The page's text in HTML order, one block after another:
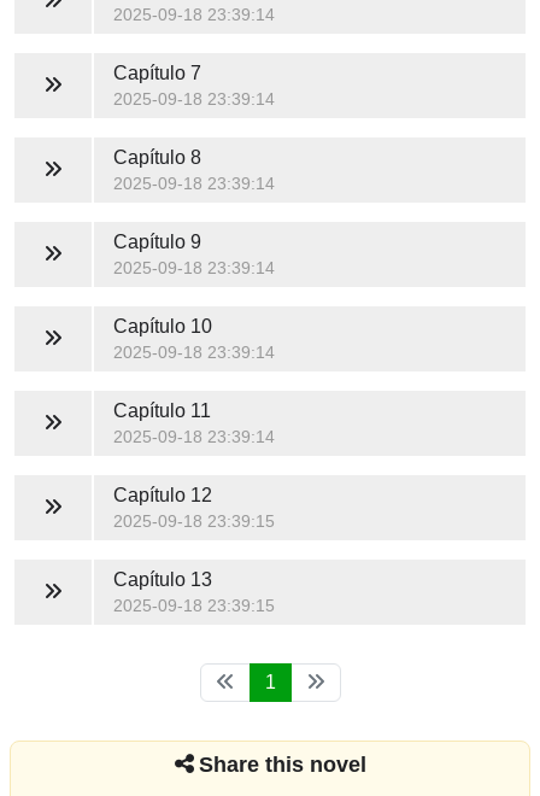
2025-09-18 23:39:14
Capítulo 7
2025-09-18 23:39:14
Capítulo 8
2025-09-18 23:39:14
Capítulo 9
2025-09-18 23:39:14
Capítulo 10
2025-09-18 23:39:14
Capítulo 11
2025-09-18 23:39:14
Capítulo 12
2025-09-18 23:39:15
Capítulo 13
2025-09-18 23:39:15
1
Share this novel